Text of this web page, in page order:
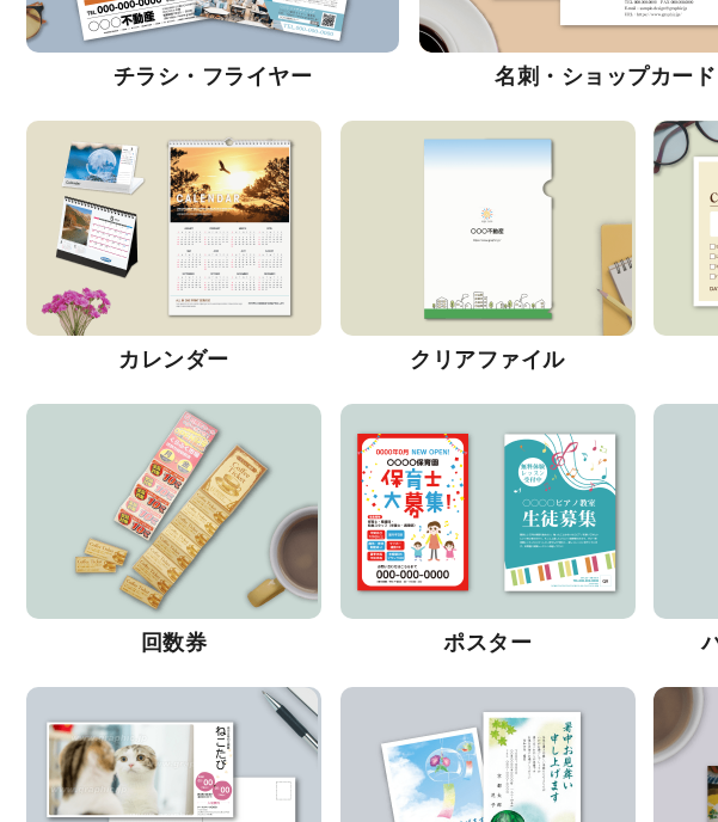
チラシ・フライヤー 名刺・ショップカード
カレンダー クリアファイル
回数券 ポスター